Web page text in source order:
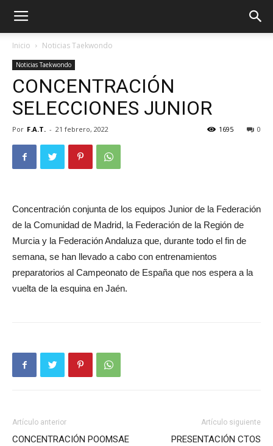
Inicio Noticias Taekwondo
Noticias Taekwondo
CONCENTRACIÓN
SELECCIONES JUNIOR
Por F.A.T. - 21 febrero, 2022 0
1695
Concentración conjunta de los equipos Junior de la Federación
de la Comunidad de Madrid, la Federación de la Región de
Murcia y la Federación Andaluza que, durante todo el fin de
semana, se han llevado a cabo con entrenamientos
preparatorios al Campeonato de España que nos espera a la
vuelta de la esquina en Jaén.
Artículo anterior
CONCENTRACIÓN POOMSAE
Artículo siguiente
PRESENTACIÓN CTOS